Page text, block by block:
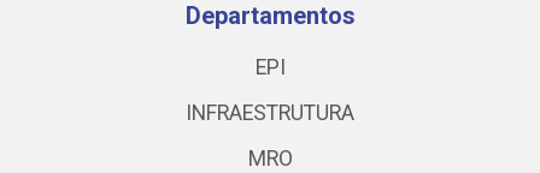
Departamentos
EPI
INFRAESTRUTURA
MRO